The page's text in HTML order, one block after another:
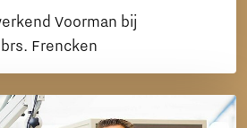
Voorman bij
Frencken